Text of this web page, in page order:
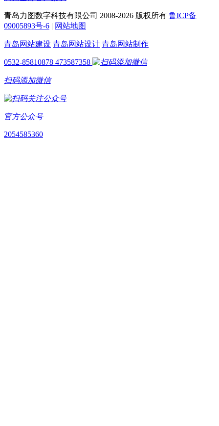
青岛力图数字科技有限公司 2008-2026 版权所有 鲁ICP备
09005893号-6 | 网站地图
青岛网站建设 青岛网站设计 青岛网站制作
0532-85810878 473587358
扫码添加微信
官方公众号
2054585360